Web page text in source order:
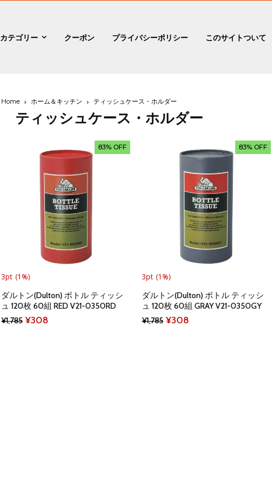
カテゴリー クーポン プライバシーポリシー このサイトついて
Home ホーム＆キッチン ティッシュケース・ホルダー
ティッシュケース・ホルダー
83% OFF
3pt (1%)
ダルトン(Dulton) ボトル ティッシ
ュ 120枚 60組 RED V21-0350RD
¥1,785 Original
¥308
83% OFF
3pt (1%)
ダルトン(Dulton) ボトル ティッシ
ュ 120枚 60組 GRAY V21-0350GY
¥1,785 Original
¥308